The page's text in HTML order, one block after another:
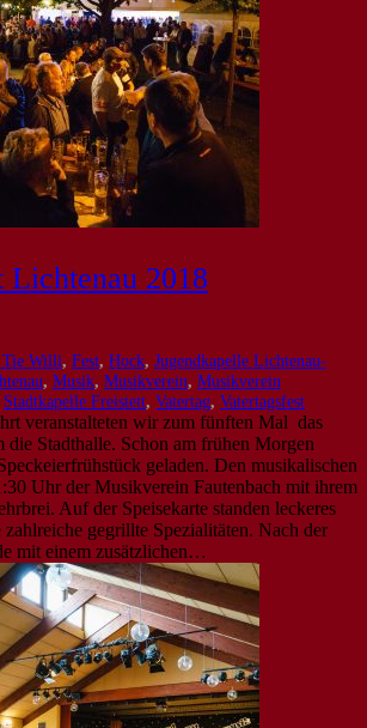
Lichtenau 2018
Tie Willi, Fest, Hock, Jugendkapelle Lichtenau-
, Musik, Musikverein, Musikverein
Stadtkapelle Freistett, Vatertag, Vatertagsfest
veranstalteten wir zum fünften Mal das
die Stadthalle. Schon am frühen Morgen
geladen. Den musikalischen
Uhr der Musikverein Fautenbach mit ihrem
Auf der Speisekarte standen leckeres
gegrillte Spezialitäten. Nach der
mit einem zusätzlichen…